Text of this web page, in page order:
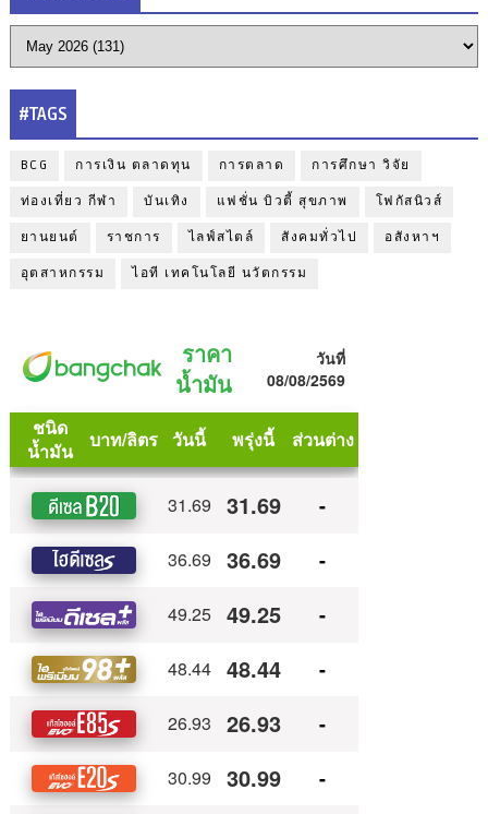
#TAGS
BCG การเงิน ตลาดทุน การตลาด การศึกษา วิจัย
ท่องเที่ยว กีฬา บันเทิง แฟชั่น บิวตี้ สุขภาพ โฟกัสนิวส์
ยานยนต์ ราชการ ไลฟ์สไตล์ สังคมทั่วไป อสังหาฯ
อุตสาหกรรม ไอที เทคโนโลยี นวัตกรรม